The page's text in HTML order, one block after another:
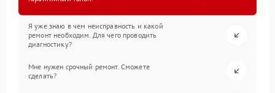
Я уже знаю в чем неисправность и какой
ремонт необходим. Для чего проводить
диагностику?
Мне нужен срочный ремонт. Сможете
сделать?